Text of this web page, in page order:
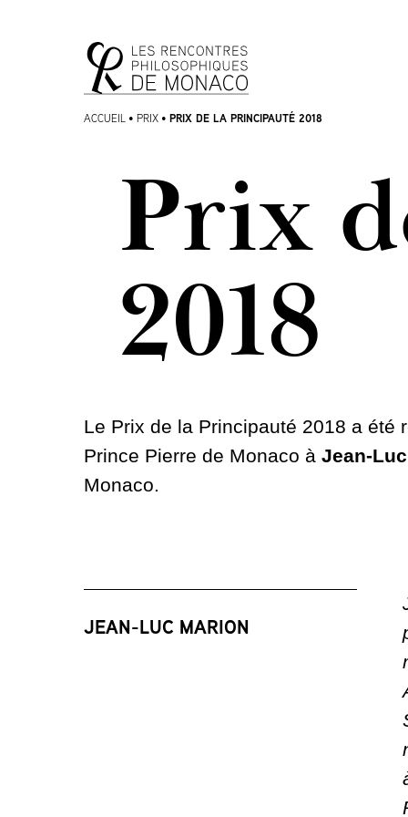
contenu
ACCUEIL • PRIX • PRIX DE LA PRINCIPAUTÉ 2018
Prix
2018
Le Prix de la Principauté 2018 a été
Prince Pierre de Monaco à Jean-
Monaco.
JEAN-LUC MARION